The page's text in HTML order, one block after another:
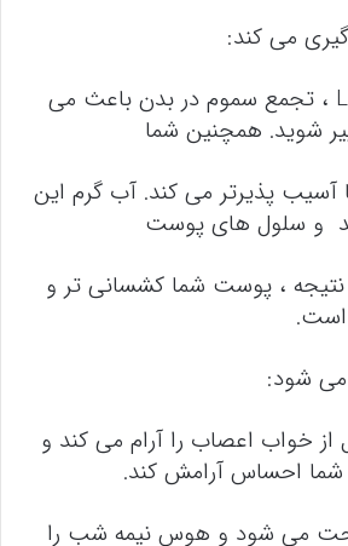
می کند:
طبق گفته Life Hack ، تجمع سموم در بدن باعث می
شوید. همچنین شما
آسیب پذیرتر می کند. آب گرم این
و سلول های پوست
نتیجه ، پوست شما کشسانی تر و
است.
شود:
خواب اعصاب را آرام می کند و
احساس آرامش کند.
می شود و هوس نیمه شب را